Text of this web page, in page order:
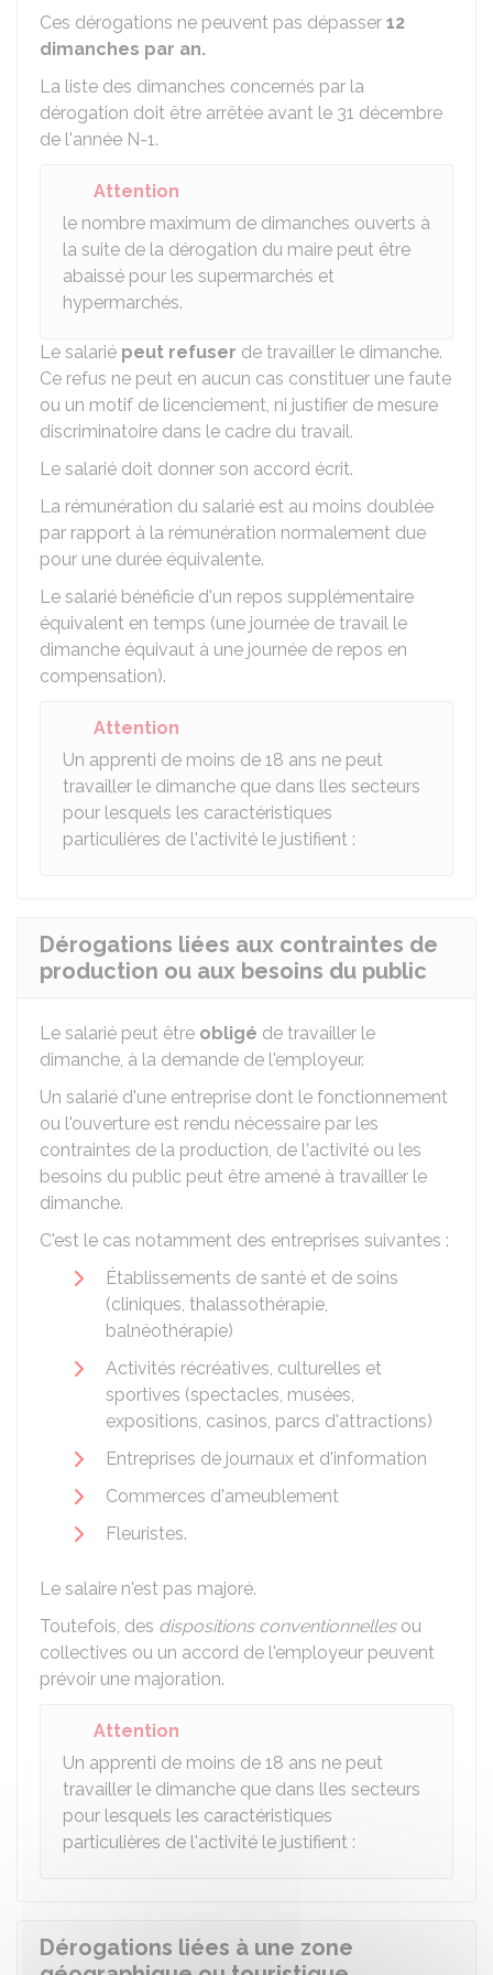
Ces dérogations ne peuvent pas dépasser 12
dimanches par an.
La liste des dimanches concernés par la
dérogation doit être arrêtée avant le 31 décembre
de l'année N-1.
Attention
le nombre maximum de dimanches ouverts à
la suite de la dérogation du maire peut être
abaissé pour les supermarchés et
hypermarchés.
Le salarié peut refuser de travailler le dimanche.
Ce refus ne peut en aucun cas constituer une faute
ou un motif de licenciement, ni justifier de mesure
discriminatoire dans le cadre du travail.
Le salarié doit donner son accord écrit.
La rémunération du salarié est au moins doublée
par rapport à la rémunération normalement due
pour une durée équivalente.
Le salarié bénéficie d'un repos supplémentaire
équivalent en temps (une journée de travail le
dimanche équivaut à une journée de repos en
compensation).
Attention
Un apprenti de moins de 18 ans ne peut
travailler le dimanche que dans lles secteurs
pour lesquels les caractéristiques
particulières de l'activité le justifient :
Dérogations liées aux contraintes de
production ou aux besoins du public
Le salarié peut être obligé de travailler le
dimanche, à la demande de l'employeur.
Un salarié d'une entreprise dont le fonctionnement
ou l'ouverture est rendu nécessaire par les
contraintes de la production, de l'activité ou les
besoins du public peut être amené à travailler le
dimanche.
C'est le cas notamment des entreprises suivantes :
Établissements de santé et de soins
(cliniques, thalassothérapie,
balnéothérapie)
Activités récréatives, culturelles et
sportives (spectacles, musées,
expositions, casinos, parcs d'attractions)
Entreprises de journaux et d'information
Commerces d'ameublement
Fleuristes.
Le salaire n'est pas majoré.
Toutefois, des dispositions conventionnellesou
collectives ou un accord de l'employeur peuvent
prévoir une majoration.
Attention
Un apprenti de moins de 18 ans ne peut
travailler le dimanche que dans lles secteurs
pour lesquels les caractéristiques
particulières de l'activité le justifient :
Dérogations liées à une zone